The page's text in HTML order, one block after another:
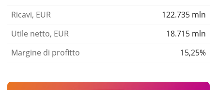
Ricavi, EUR
122.735 mln
Utile netto, EUR
18.715 mln
Margine di profitto
15,25%